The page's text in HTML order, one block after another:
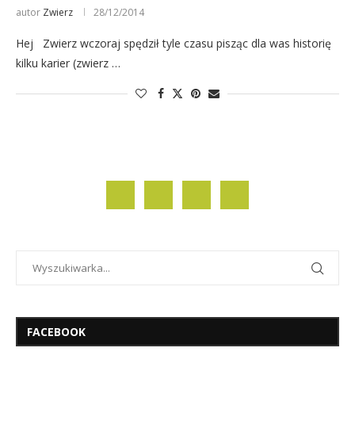
autor Zwierz 28/12/2014
Hej Zwierz wczoraj spędził tyle czasu pisząc dla was historię
kilku karier (zwierz …
FACEBOOK